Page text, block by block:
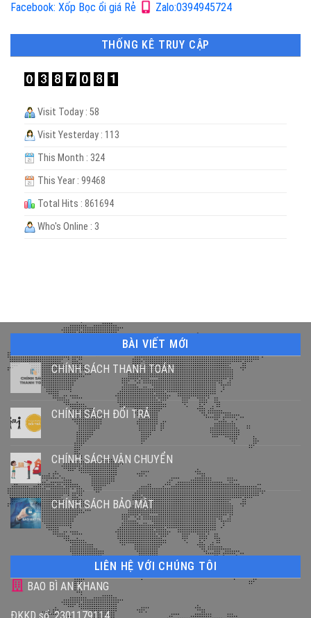
Facebook: Xốp Bọc ổi giá Rẻ
Zalo:0394945724
THỐNG KÊ TRUY CẬP
Visit Today : 58
Visit Yesterday : 113
This Month : 324
This Year : 99468
Total Hits : 861694
Who's Online : 3
BÀI VIẾT MỚI
CHÍNH SÁCH THANH TOÁN
CHÍNH SÁCH ĐỔI TRẢ
CHÍNH SÁCH VẬN CHUYỂN
CHÍNH SÁCH BẢO MẬT
LIÊN HỆ VỚI CHÚNG TÔI
BAO BÌ AN KHANG